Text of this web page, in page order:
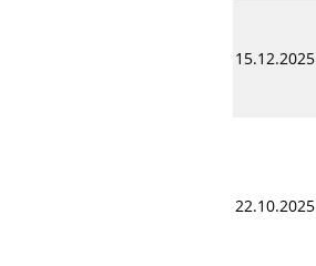
15.12.2025
22.10.2025